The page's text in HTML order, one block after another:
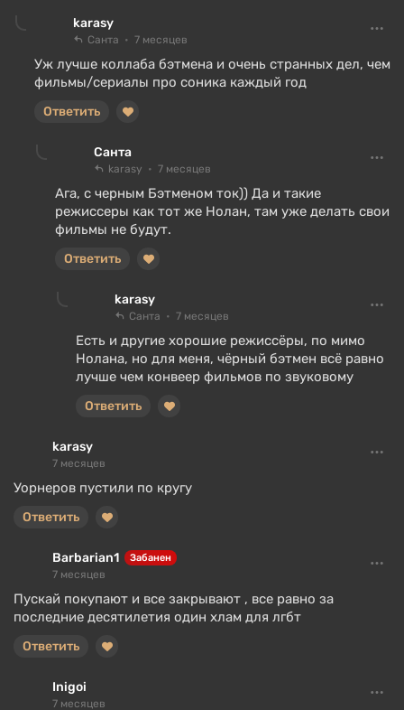
karasy
Санта 7 месяцев
Уж лучше коллаба бэтмена и очень странных дел, чем
фильмы/сериалы про соника каждый год
Ответить
Санта
karasy 7 месяцев
Ага, с черным Бэтменом ток)) Да и такие
режиссеры как тот же Нолан, там уже делать свои
фильмы не будут.
Ответить
karasy
Санта 7 месяцев
Есть и другие хорошие режиссёры, по мимо
Нолана, но для меня, чёрный бэтмен всё равно
лучше чем конвеер фильмов по звуковому
Ответить
karasy
7 месяцев
Уорнеров пустили по кругу
Ответить
Barbarian1 Забанен
7 месяцев
Пускай покупают и все закрывают , все равно за
последние десятилетия один хлам для лгбт
Ответить
Inigoi
7 месяцев